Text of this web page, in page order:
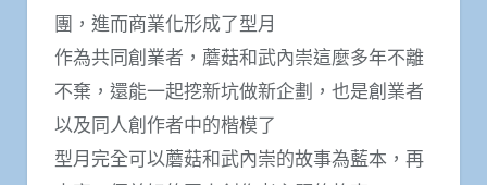
團，進而商業化形成了型月
作為共同創業者，蘑菇和武內崇這麼多年不離
不棄，還能一起挖新坑做新企劃，也是創業者
以及同人創作者中的楷模了
型月完全可以蘑菇和武內崇的故事為藍本，再